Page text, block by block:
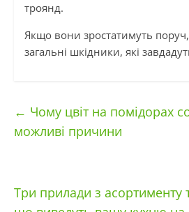
троянд.
Якщо вони зростатимуть поруч,
загальні шкідники, які
← Чому цвіт на помідорах
можливі причини
Три прилади з асортименту